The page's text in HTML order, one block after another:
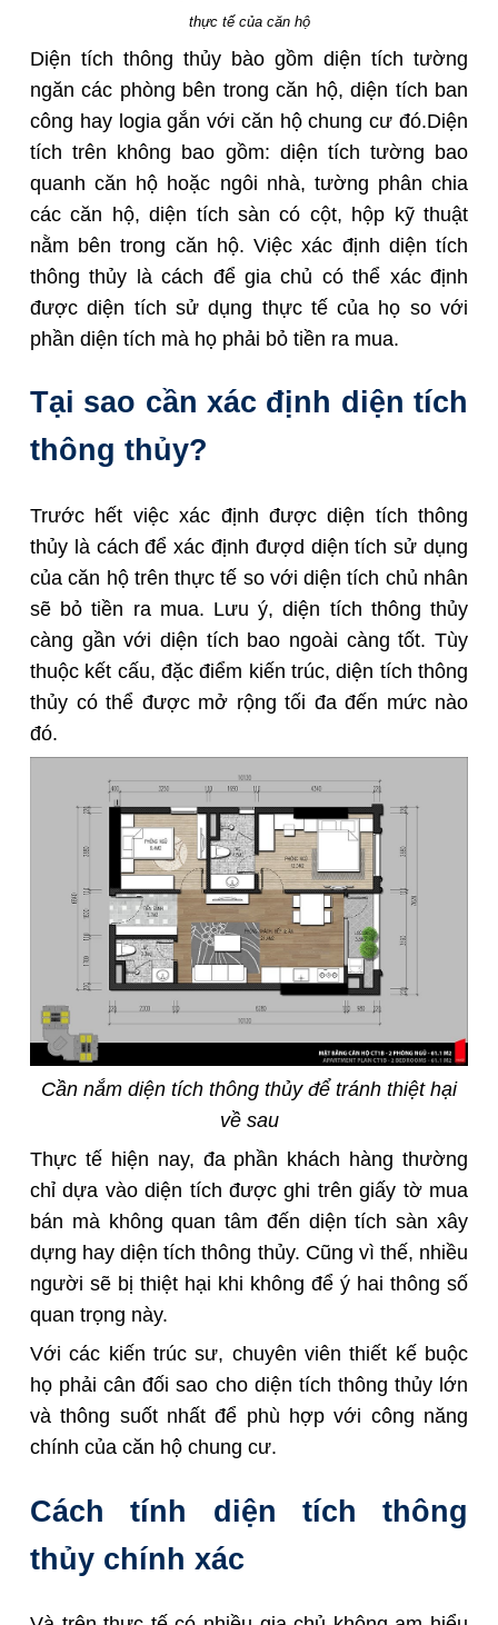
thực tế của căn hộ
Diện tích thông thủy bào gồm diện tích tường
ngăn các phòng bên trong căn hộ, diện tích ban
công hay logia gắn với căn hộ chung cư đó.Diện
tích trên không bao gồm: diện tích tường bao
quanh căn hộ hoặc ngôi nhà, tường phân chia
các căn hộ, diện tích sàn có cột, hộp kỹ thuật
nằm bên trong căn hộ.Việc xác định diện tích
thông thủy là cách để gia chủ có thể xác định
được diện tích sử dụng thực tế của họ so với
phần diện tích mà họ phải bỏ tiền ra mua.
Tại sao cần xác định diện tích
thông thủy?
Trước hết việc xác định được diện tích thông
thủy là cách để xác định đượd diện tích sử dụng
của căn hộ trên thực tế so với diện tích chủ nhân
sẽ bỏ tiền ra mua. Lưu ý, diện tích thông thủy
càng gần với diện tích bao ngoài càng tốt. Tùy
thuộc kết cấu, đặc điểm kiến trúc, diện tích thông
thủy có thể được mở rộng tối đa đến mức nào
đó.
Cần nắm diện tích thông thủy để tránh thiệt hại
về sau
Thực tế hiện nay, đa phần khách hàng thường
chỉ dựa vào diện tích được ghi trên giấy tờ mua
bán mà không quan tâm đến diện tích sàn xây
dựng hay diện tích thông thủy. Cũng vì thế, nhiều
người sẽ bị thiệt hại khi không để ý hai thông số
quan trọng này.
Với các kiến trúc sư, chuyên viên thiết kế buộc
họ phải cân đối sao cho diện tích thông thủy lớn
và thông suốt nhất để phù hợp với công năng
chính của căn hộ chung cư.
Cách tính diện tích thông
thủy chính xác